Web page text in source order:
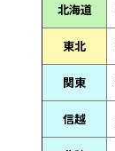
北海道
東北
関東
信越